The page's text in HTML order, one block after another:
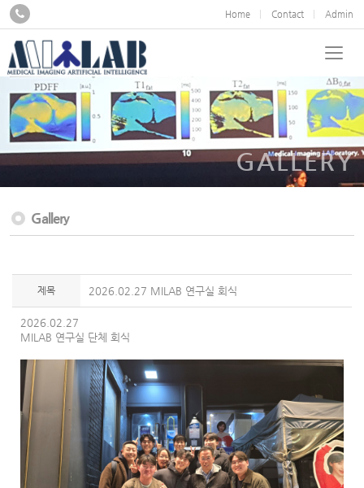
Home Contact Admin
GALLERY
Gallery
제목 2026.02.27 MILAB 연구실 회식
2026.02.27
MILAB 연구실 단체 회식